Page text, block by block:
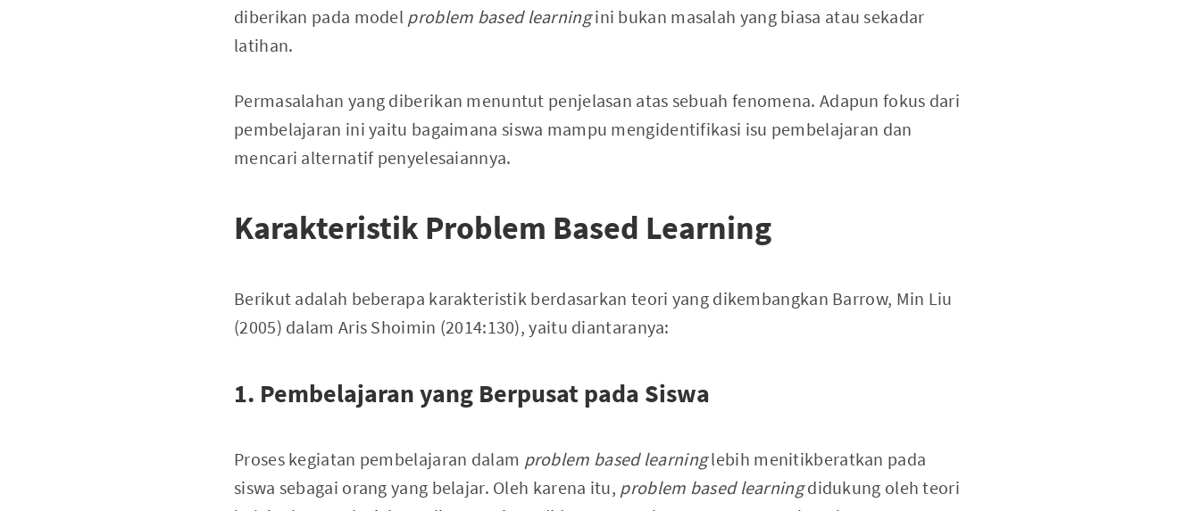
diberikan pada model problem based learningini bukan masalah yang biasa atau sekadar
latihan.
Permasalahan yang diberikan menuntut penjelasan atas sebuah fenomena. Adapun fokus dari
pembelajaran ini yaitu bagaimana siswa mampu mengidentifikasi isu pembelajaran dan
mencari alternatif penyelesaiannya.
Karakteristik Problem Based Learning
Berikut adalah beberapa karakteristik berdasarkan teori yang dikembangkan Barrow, Min Liu
(2005) dalam Aris Shoimin (2014:130), yaitu diantaranya:
1. Pembelajaran yang Berpusat pada Siswa
Proses kegiatan pembelajaran dalam problem based learninglebih menitikberatkan pada
siswa sebagai orang yang belajar. Oleh karena itu, problem based learningdidukung oleh teori